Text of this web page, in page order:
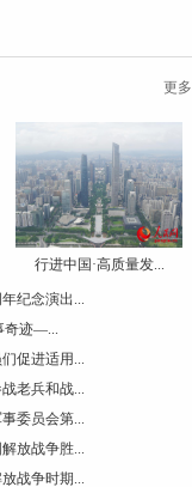
更多
行进中国·高质量发...
纪念演出...
奇迹―...
促进适用...
老兵和战...
委员会第...
放战争胜...
战争时期...